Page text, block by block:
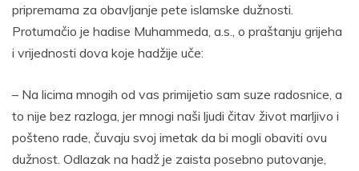
pripremama za obavljanje pete islamske dužnosti.
Protumačio je hadise Muhammeda, a.s., o praštanju grijeha
i vrijednosti dova koje hadžije uče:
– Na licima mnogih od vas primijetio sam suze radosnice, a
to nije bez razloga, jer mnogi naši ljudi čitav život marljivo i
pošteno rade, čuvaju svoj imetak da bi mogli obaviti ovu
dužnost. Odlazak na hadž je zaista posebno putovanje,